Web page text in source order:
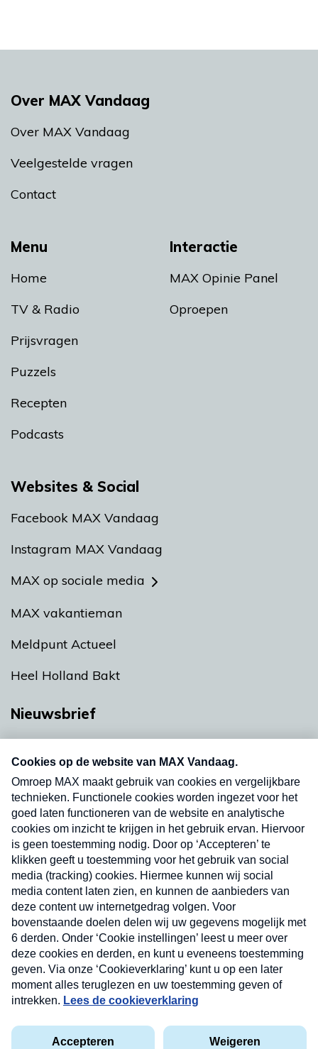
Menu
Home
TV & Radio
Prijsvragen
Puzzels
Recepten
Podcasts
Interactie
MAX Opinie Panel
Oproepen
Over MAX Vandaag
Over MAX Vandaag
Veelgestelde vragen
Contact
Websites & Social
Facebook MAX Vandaag
Instagram MAX Vandaag
MAX op sociale media
MAX vakantieman
Meldpunt Actueel
Heel Holland Bakt
Nieuwsbrief
nieuwsbrief. Elke vrijdag- en dinsdagochtend in
uw mailbox.
Verzend
Privacyverklaring
Cookieverklaring
Nieuwsbrief
Neem hier een gratis abonnement op onze
nieuwsbrief. Elke vrijdag- en dinsdagochtend in uw